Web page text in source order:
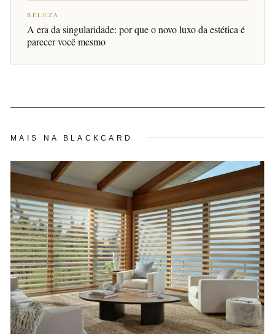
BELEZA
A era da singularidade: por que o novo luxo da estética é
parecer você mesmo
MAIS NA BLACKCARD